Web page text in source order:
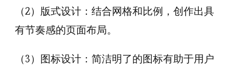
（2）版式设计：结合网格和比例，创作出具
有节奏感的页面布局。
（3）图标设计：简洁明了的图标有助于用户